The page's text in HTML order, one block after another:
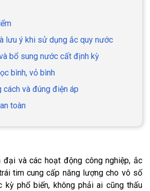
lưu ý khi sử dụng ắc quy nước
bổ sung nước cất định kỳ
bình, vỏ bình
cách và đúng điện áp
toàn
đại và các hoạt động công nghiệp, ắc
tim cung cấp năng lượng cho vô số
kỳ phổ biến, không phải ai cũng thấu